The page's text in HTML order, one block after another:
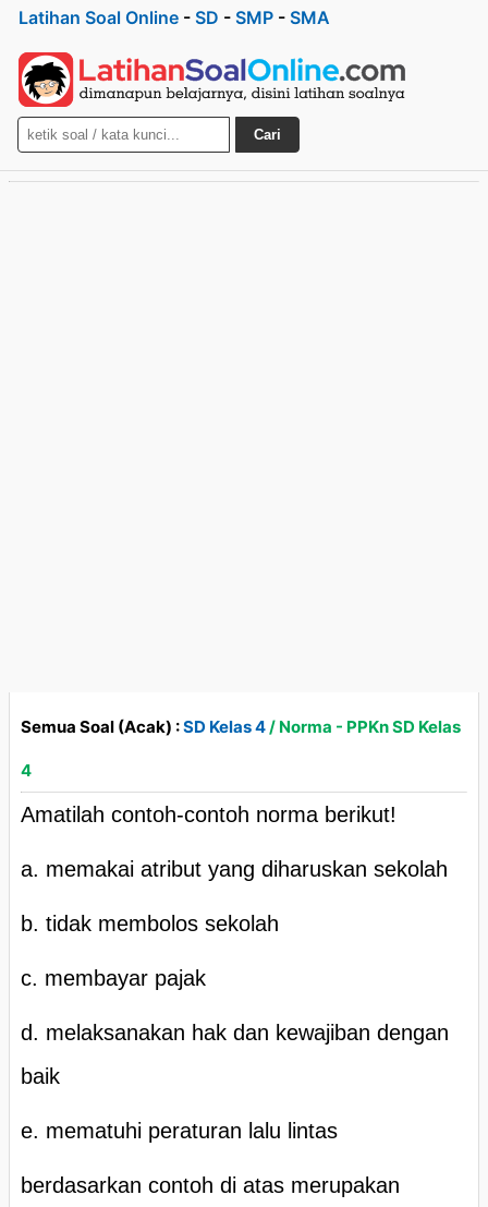
Latihan Soal Online - SD - SMP - SMA
Cari
Semua Soal (Acak) :SD Kelas 4/ Norma - PPKn SD Kelas
4
Amatilah contoh-contoh norma berikut!
a. memakai atribut yang diharuskan sekolah
b. tidak membolos sekolah
c. membayar pajak
d. melaksanakan hak dan kewajiban dengan
baik
e. mematuhi peraturan lalu lintas
berdasarkan contoh di atas merupakan